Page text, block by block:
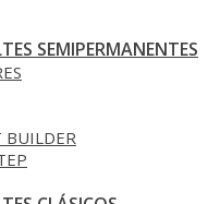
SEMIPERMANENTES
BUILDER